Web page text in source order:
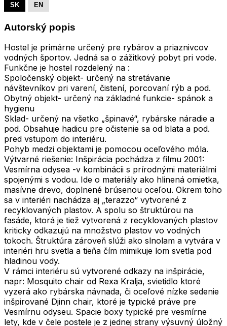
SK EN
Autorský popis
Hostel je primárne určený pre rybárov a priaznivcov
vodných športov. Jedná sa o zážitkový pobyt pri vode.
Funkčne je hostel rozdelený na :
Spoločenský objekt- určený na stretávanie
návštevníkov pri varení, čistení, porcovaní rýb a pod.
Obytný objekt- určený na základné funkcie- spánok a
hygienu
Sklad- určený na všetko „špinavé“, rybárske náradie a
pod. Obsahuje hadicu pre očistenie sa od blata a pod.
pred vstupom do interiéru.
Pohyb medzi objektami je pomocou oceľového móla.
Výtvarné riešenie: Inšpirácia pochádza z filmu 2001:
Vesmírna odysea -v kombinácii s prírodnými materiálmi
spojenými s vodou. Ide o materiály ako hlinená omietka,
masívne drevo, doplnené brúsenou oceľou. Okrem toho
sa v interiéri nachádza aj „terazzo“ vytvorené z
recyklovaných plastov. A spolu so štruktúrou na
fasáde, ktorá je tiež vytvorená z recyklovaných plastov
kriticky odkazujú na množstvo plastov vo vodných
tokoch. Štruktúra zároveň slúži ako slnolam a vytvára v
interiéri hru svetla a tieňa čím mimikuje lom svetla pod
hladinou vody.
V rámci interiéru sú vytvorené odkazy na inšpirácie,
napr: Mosquito chair od Rexa Kralja, svietidlo ktoré
vyzerá ako rybárska návnada, či oceľové nízke sedenie
inšpirované Djinn chair, ktoré je typické práve pre
Vesmírnu odyseu. Spacie boxy typické pre vesmírne
lety, kde v čele postele je z jednej strany výsuvný úložný